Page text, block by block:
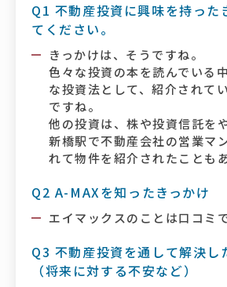
Q1 不動産投資に興味を持った
てください。
きっかけは、そうですね。
色々な投資の本を読んでいる
な投資法として、紹介されて
ですね。
他の投資は、株や投資信託を
新橋駅で不動産会社の営業マ
れて物件を紹介されたことも
Q2 A-MAXを知ったきっかけ
エイマックスのことは口コミ
Q3 不動産投資を通して解決し
（将来に対する不安など）